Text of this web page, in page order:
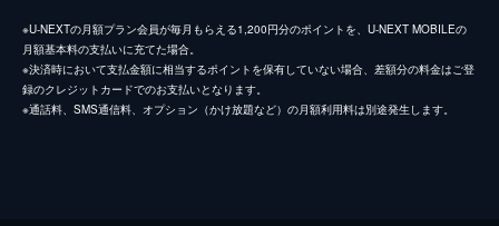
※U-NEXTの月額プラン会員が毎月もらえる1,200円分のポイントを、U-NEXT MOBILEの
月額基本料の支払いに充てた場合。
※決済時において支払金額に相当するポイントを保有していない場合、差額分の料金はご登
録のクレジットカードでのお支払いとなります。
※通話料、SMS通信料、オプション（かけ放題など）の月額利用料は別途発生します。